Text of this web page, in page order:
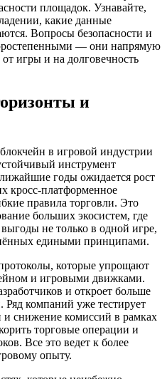
площадок. Узнавайте,
какие данные
Вопросы безопасности и
— они напрямую
игры и на долговечность
и
в игровой индустрии
инструмент
годы ожидается рост
кросс‑платформенное
правила торговли. Это
больших экосистем, где
не только в одной игре,
едиными принципами.
которые упрощают
и игровыми движками.
и откроет больше
компаний уже тестирует
и снижение комиссий в рамках
торговые операции и
Все это ведет к более
опыту.